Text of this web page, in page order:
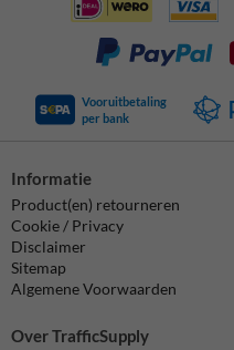
Vooruitbetaling
per bank
Informatie
Product(en) retourneren
Cookie / Privacy
Disclaimer
Sitemap
Algemene Voorwaarden
Over TrafficSupply